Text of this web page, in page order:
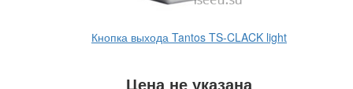
Кнопка выхода Tantos TS-CLACK light
Цена не указана